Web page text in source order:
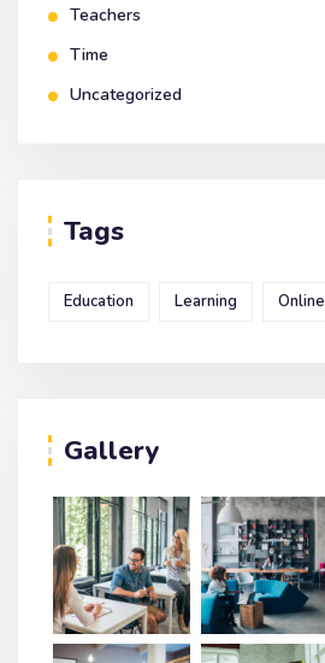
Teachers
Time
Uncategorized
Tags
Education Learning Online
Gallery